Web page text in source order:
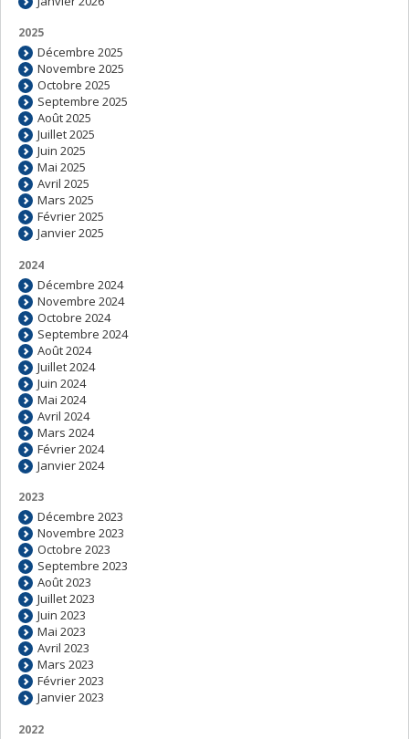
2025
Décembre 2025
Novembre 2025
Octobre 2025
Septembre 2025
Août 2025
Juillet 2025
Juin 2025
Mai 2025
Avril 2025
Mars 2025
Février 2025
Janvier 2025
2024
Décembre 2024
Novembre 2024
Octobre 2024
Septembre 2024
Août 2024
Juillet 2024
Juin 2024
Mai 2024
Avril 2024
Mars 2024
Février 2024
Janvier 2024
2023
Décembre 2023
Novembre 2023
Octobre 2023
Septembre 2023
Août 2023
Juillet 2023
Juin 2023
Mai 2023
Avril 2023
Mars 2023
Février 2023
Janvier 2023
2022